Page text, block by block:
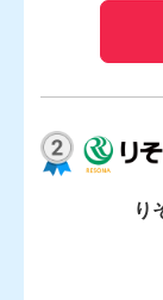
り